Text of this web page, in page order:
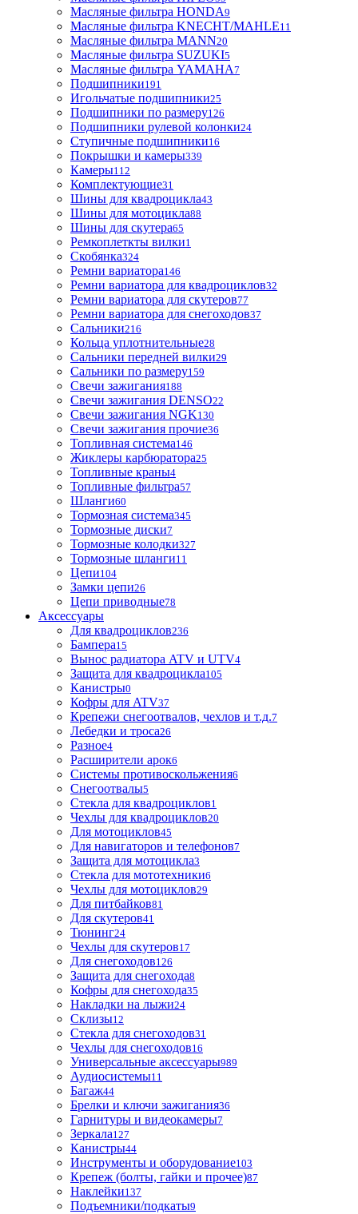
Масляные фильтра HONDA9
Масляные фильтра KNECHT/MAHLE11
Масляные фильтра MANN20
Масляные фильтра SUZUKI5
Масляные фильтра YAMAHA7
Подшипники191
Игольчатые подшипники25
Подшипники по размеру126
Подшипники рулевой колонки24
Ступичные подшипники16
Покрышки и камеры339
Камеры112
Комплектующие31
Шины для квадроцикла43
Шины для мотоцикла88
Шины для скутера65
Ремкоплеткты вилки1
Скобянка324
Ремни вариатора146
Ремни вариатора для квадроциклов32
Ремни вариатора для скутеров77
Ремни вариатора для снегоходов37
Сальники216
Кольца уплотнительные28
Сальники передней вилки29
Сальники по размеру159
Свечи зажигания188
Свечи зажигания DENSO22
Свечи зажигания NGK130
Свечи зажигания прочие36
Топливная система146
Жиклеры карбюратора25
Топливные краны4
Топливные фильтра57
Шланги60
Тормозная система345
Тормозные диски7
Тормозные колодки327
Тормозные шланги11
Цепи104
Замки цепи26
Цепи приводные78
Аксессуары
Для квадроциклов236
Бамперa15
Вынос радиатора ATV и UTV4
Защита для квадроцикла105
Канистры0
Кофры для ATV37
Крепежи снегоотвалов, чехлов и т.д.7
Лебедки и троса26
Разное4
Расширители арок6
Системы противоскольжения6
Снегоотвалы5
Стекла для квадроциклов1
Чехлы для квадроциклов20
Для мотоциклов45
Для навигаторов и телефонов7
Защита для мотоцикла3
Стекла для мототехники6
Чехлы для мотоциклов29
Для питбайков81
Для скутеров41
Тюнинг24
Чехлы для скутеров17
Для снегоходов126
Защита для снегохода8
Кофры для снегохода35
Накладки на лыжи24
Склизы12
Стекла для снегоходов31
Чехлы для снегоходов16
Универсальные аксессуары989
Аудиосистемы11
Багаж44
Брелки и ключи зажигания36
Гарнитуры и видеокамеры7
Зеркала127
Канистры44
Инструменты и оборудование103
Крепеж (болты, гайки и прочее)87
Наклейки137
Подъемники/подкаты9